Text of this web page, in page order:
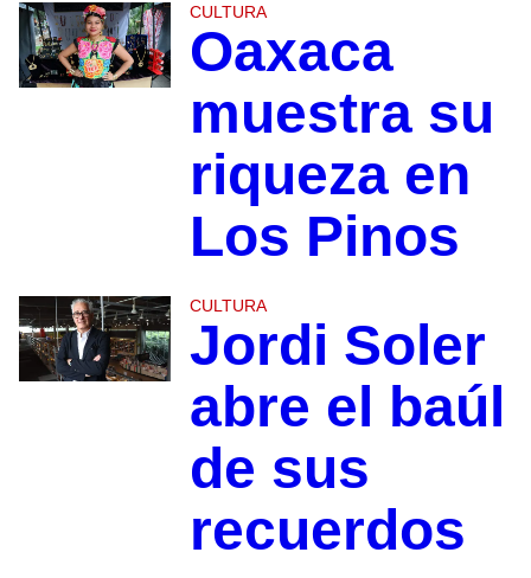
CULTURA
Oaxaca
muestra su
riqueza en
Los Pinos
CULTURA
Jordi Soler
abre el baúl
de sus
recuerdos